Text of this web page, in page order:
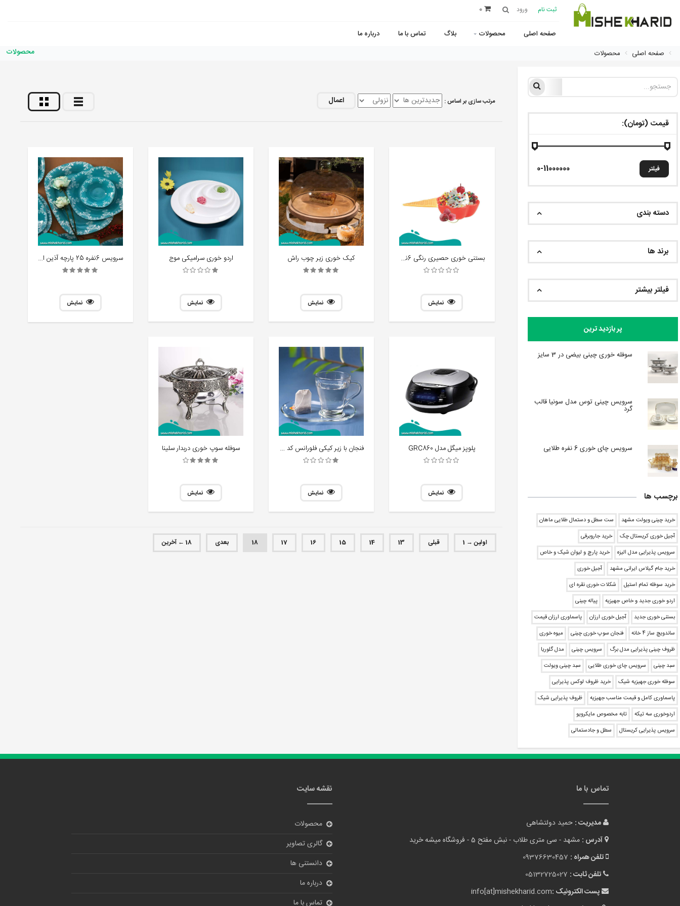
ثبت نام ورود 0
صفحه اصلی محصولات بلاگ تماس با ما
درباره ما
صفحه اصلی
محصولات محصولات
قیمت (تومان):
فیلتر
دسته بندی
برند ها
فیلتر بیشتر
پر بازدید ترین
سوفله خوری چینی بیضی در 3 سایز
سرویس چینی توس مدل سونیا قالب
گرد
سرویس چای خوری 6 نفره طلایی
برچسب ها
خرید چینی ویولت مشهد
ست سطل و دستمال طلایی ماهان
آجیل خوری کریستال چک
خرید جاروبرقی
سرویس پذیرایی مدل الیزه
خرید پارچ و لیوان شیک و خاص
خرید جام گیلاس ایرانی مشهد
آجیل خوری
خرید سوفله تمام استیل
شکلات خوری نقره ای
اردو خوری جدید و خاص جهیزیه
پیاله چینی
بستنی خوری جدید
آجیل خوری ارزان
پاسماوری ارزان قیمت
ساندویچ ساز 4 خانه
فنجان سوپ خوری چینی
میوه خوری
ظروف چینی پذیرایی مدل برگ
سرویس چینی
مدل گلوریا
سبد چینی
سرویس چای خوری طلایی
سبد چینی ویولت
سوفله خوری جهیزیه شیک
خرید ظروف لوکس پذیرایی
پاسماوری کامل و قیمت مناسب جهیزیه
ظروف پذیرایی شیک
اردوخوری سه تیکه
تابه مخصوص مایکرویو
سرویس پذیرایی کریستال
سطل و جادستمالی
مرتب سازی بر اساس : اعمال
بستنی خوری حصیری رنگی 6نفره
نمایش
کیک خوری زیر چوب راش
نمایش
اردو خوری سرامیکی موج
نمایش
سرویس 6نفره 25 پارچه آذین اوپال کد 411
نمایش
پلوپز میگل مدل GRC860
نمایش
فنجان با زیر کیکی فلورانس کد 313
نمایش
سوفله سوپ خوری دربدار سلینا
نمایش
اولین → 1 قبلی 13
14
15
16
17
18 بعدی 18 ← آخرین
تماس با ما
مدیریت : حمید دولتشاهی
آدرس : مشهد - سی متری طلاب - نبش مفتح 5 - فروشگاه میشه خرید
تلفن همراه : 09376630457
تلفن ثابت : 05132725027
پست الکترونیک :info[at]mishekharid.com
نقشه سایت
محصولات
گالری تصاویر
دانستنی ها
درباره ما
تماس با ما